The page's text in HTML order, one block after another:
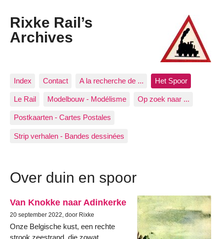
Rixke Rail’s
Archives
Index Contact A la recherche de ... Het Spoor
Le Rail Modelbouw - Modélisme Op zoek naar ...
Postkaarten - Cartes Postales
Strip verhalen - Bandes dessinées
Over duin en spoor
Van Knokke naar Adinkerke
20 september 2022, door Rixke
Onze Belgische kust, een rechte